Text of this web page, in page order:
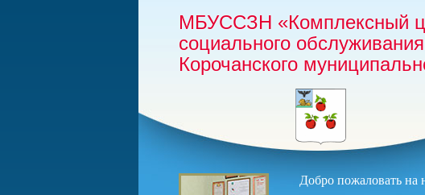
МБУССЗН «Комплексный
социального
Корочанского
Добро пожаловать на